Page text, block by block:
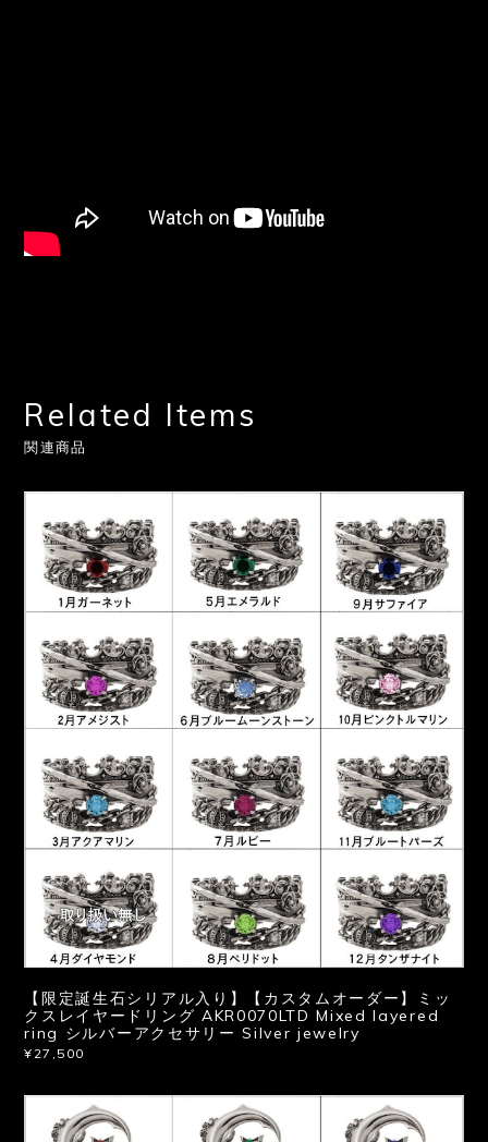
Related Items
関連商品
【限定誕生石シリアル入り】【カスタムオーダー】ミッ
クスレイヤードリング AKR0070LTD Mixed layered
ring シルバーアクセサリー Silver jewelry
¥27,500